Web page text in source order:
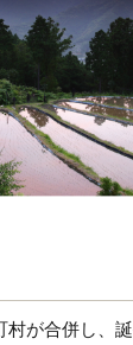
が合併し、誕